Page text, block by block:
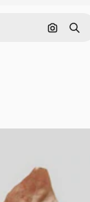
画像で検
検索